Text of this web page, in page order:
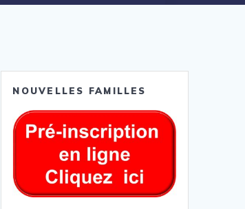
NOUVELLES FAMILLES